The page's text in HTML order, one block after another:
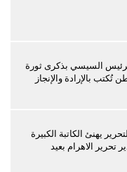
السيسي بذكرى ثورة
يهنئ الكاتبة الكبيرة
تحرير الاهرام بعيد